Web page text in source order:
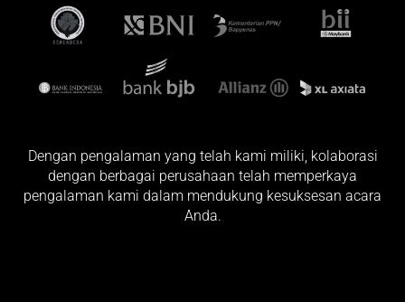
Dengan pengalaman yang telah kami miliki, kolaborasi
dengan berbagai perusahaan telah memperkaya
pengalaman kami dalam mendukung kesuksesan acara
Anda.